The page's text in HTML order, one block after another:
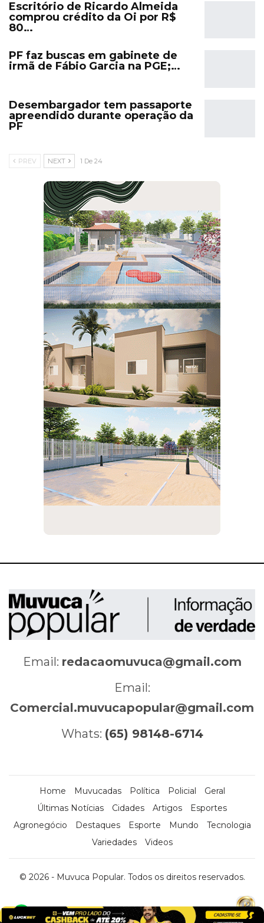
Escritório de Ricardo Almeida
comprou crédito da Oi por R$
80…
PF faz buscas em gabinete de
irmã de Fábio Garcia na PGE;…
Desembargador tem passaporte
apreendido durante operação da
PF
PREV NEXT 1 De 24
x
Email: redacaomuvuca@gmail.com
Email:
Comercial.muvucapopular@gmail.com
Whats: (65) 98148-6714
Home Muvucadas Política Policial
Geral
Últimas Notícias
Cidades Artigos
Esportes
Agronegócio
Destaques Esporte Mundo
Tecnologia
Variedades
Videos
© 2026 - Muvuca Popular. Todos os direitos reservados.